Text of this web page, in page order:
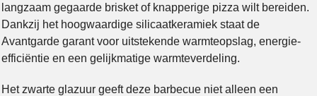
langzaam gegaarde brisket of knapperige pizza wilt bereiden.
Dankzij het hoogwaardige silicaatkeramiek staat de
Avantgarde garant voor uitstekende warmteopslag, energie-
efficiëntie en een gelijkmatige warmteverdeling.
Het zwarte glazuur geeft deze barbecue niet alleen een